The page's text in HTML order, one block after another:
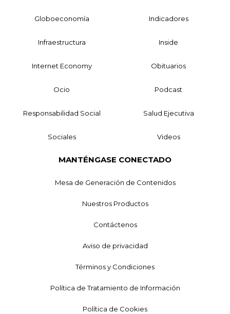
Globoeconomía Indicadores
Infraestructura Inside
Internet Economy Obituarios
Ocio Podcast
Responsabilidad Social Salud Ejecutiva
Sociales Videos
MANTÉNGASE CONECTADO
Mesa de Generación de Contenidos
Nuestros Productos
Contáctenos
Aviso de privacidad
Términos y Condiciones
Política de Tratamiento de Información
Política de Cookies